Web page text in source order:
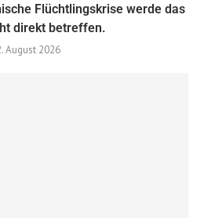
Flüchtlingskrise werde das
direkt betreffen.
August 2026